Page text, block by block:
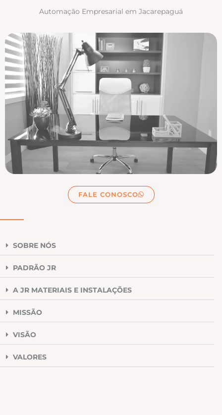
Automação Empresarial em Jacarepaguá
FALE CONOSCO
SOBRE NÓS
PADRÃO JR
A JR MATERIAIS E INSTALAÇÕES
MISSÃO
VISÃO
VALORES